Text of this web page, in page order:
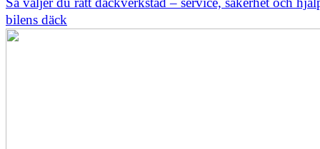
bilens däck